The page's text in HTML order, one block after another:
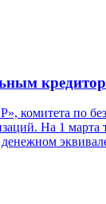
по
На 1